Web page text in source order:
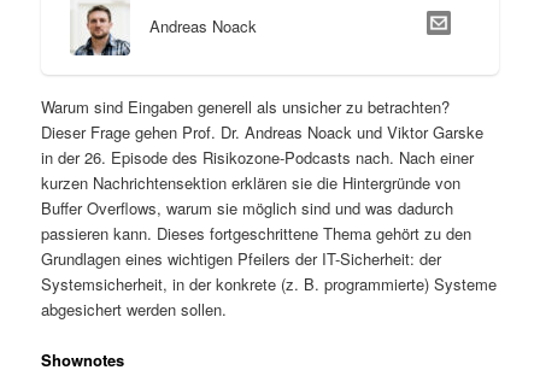
Andreas Noack
Warum sind Eingaben generell als unsicher zu betrachten?
Dieser Frage gehen Prof. Dr. Andreas Noack und Viktor Garske
in der 26. Episode des Risikozone-Podcasts nach. Nach einer
kurzen Nachrichtensektion erklären sie die Hintergründe von
Buffer Overflows, warum sie möglich sind und was dadurch
passieren kann. Dieses fortgeschrittene Thema gehört zu den
Grundlagen eines wichtigen Pfeilers der IT-Sicherheit: der
Systemsicherheit, in der konkrete (z. B. programmierte) Systeme
abgesichert werden sollen.
Shownotes